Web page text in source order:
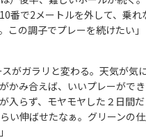
番で2メートルを外して、乗
この調子でプレーを続けたい」
がガラリと変わる。天気が気
かみ合えば、いいプレーがで
入らず、モヤモヤした２日間
い伸ばせたなぁ。グリーンの